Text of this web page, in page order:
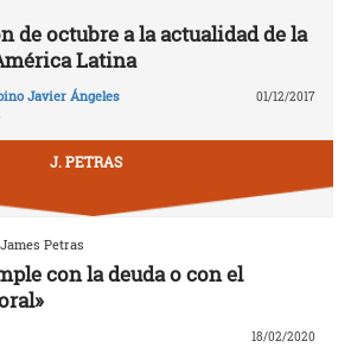
de octubre a la actualidad de la
Latina
Javier Ángeles
01/12/2017
J. PETRAS
Petras
con la deuda o con el
18/02/2020